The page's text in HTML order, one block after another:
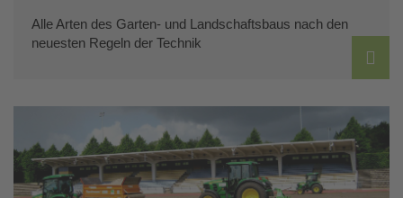
Alle Arten des Garten- und Landschaftsbaus nach den
neuesten Regeln der Technik